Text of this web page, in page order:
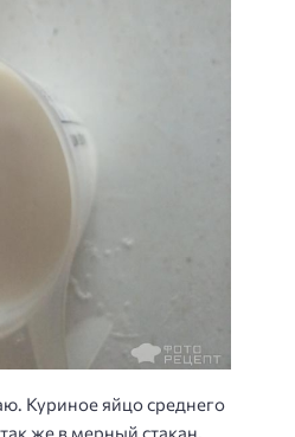
Куриное яйцо среднего
же в мерный стакан.